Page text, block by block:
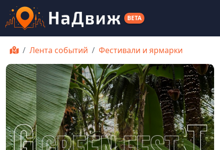
BETA
Лента событий Фестивали и ярмарки